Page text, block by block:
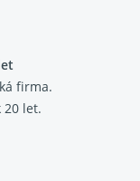
firma.
20 let.